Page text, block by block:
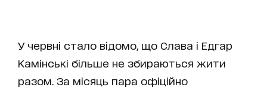
У червні стало відомо, що Слава і Едгар
Камінські більше не збираються жити
разом. За місяць пара офіційно